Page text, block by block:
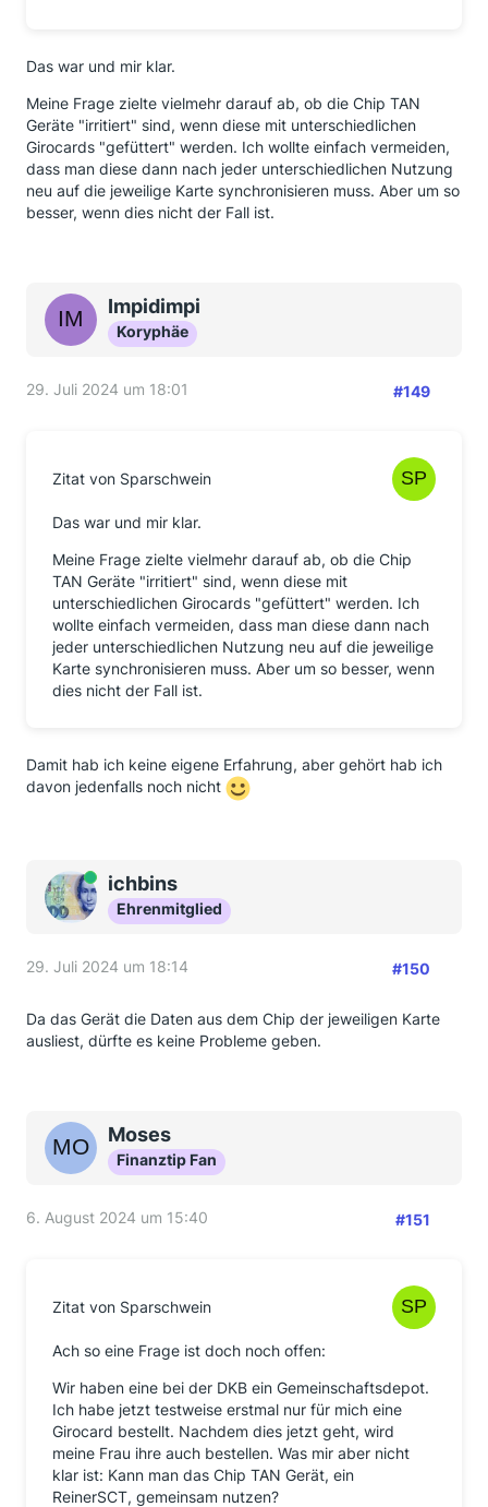
Das war und mir klar.
Meine Frage zielte vielmehr darauf ab, ob die Chip TAN
Geräte "irritiert" sind, wenn diese mit unterschiedlichen
Girocards "gefüttert" werden. Ich wollte einfach vermeiden,
dass man diese dann nach jeder unterschiedlichen Nutzung
neu auf die jeweilige Karte synchronisieren muss. Aber um so
besser, wenn dies nicht der Fall ist.
Impidimpi
Koryphäe
29. Juli 2024 um 18:01 #149
Zitat von Sparschwein
Das war und mir klar.
Meine Frage zielte vielmehr darauf ab, ob die Chip
TAN Geräte "irritiert" sind, wenn diese mit
unterschiedlichen Girocards "gefüttert" werden. Ich
wollte einfach vermeiden, dass man diese dann nach
jeder unterschiedlichen Nutzung neu auf die jeweilige
Karte synchronisieren muss. Aber um so besser, wenn
dies nicht der Fall ist.
Damit hab ich keine eigene Erfahrung, aber gehört hab ich
davon jedenfalls noch nicht
Onlineichbins
Ehrenmitglied
29. Juli 2024 um 18:14 #150
Da das Gerät die Daten aus dem Chip der jeweiligen Karte
ausliest, dürfte es keine Probleme geben.
Moses
Finanztip Fan
6. August 2024 um 15:40 #151
Zitat von Sparschwein
Ach so eine Frage ist doch noch offen:
Wir haben eine bei der DKB ein Gemeinschaftsdepot.
Ich habe jetzt testweise erstmal nur für mich eine
Girocard bestellt. Nachdem dies jetzt geht, wird
meine Frau ihre auch bestellen. Was mir aber nicht
klar ist: Kann man das Chip TAN Gerät, ein
ReinerSCT, gemeinsam nutzen?